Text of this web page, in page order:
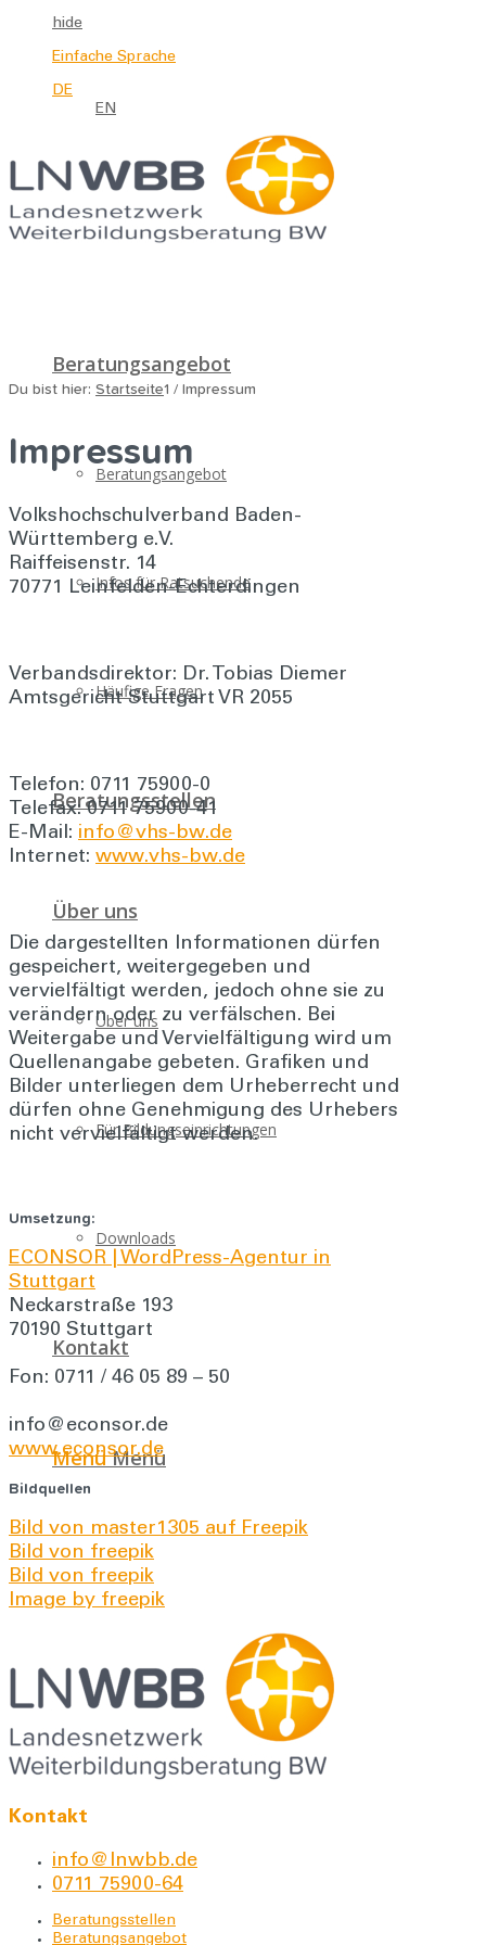
hide
Einfache Sprache
DE
EN
Beratungsangebot
Beratungsangebot
Infos für Ratsuchende
Häufige Fragen
Beratungsstellen
Über uns
Über uns
Für Bildungseinrichtungen
Downloads
Kontakt
Menü Menü
Du bist hier: Startseite1 / Impressum
Impressum
Volkshochschulverband Baden-
Württemberg e.V.
Raiffeisenstr. 14
70771 Leinfelden-Echterdingen
Verbandsdirektor: Dr. Tobias Diemer
Amtsgericht Stuttgart VR 2055
Telefon: 0711 75900-0
Telefax: 0711 75900-41
E-Mail: info@vhs-bw.de
Internet: www.vhs-bw.de
Die dargestellten Informationen dürfen
gespeichert, weitergegeben und
vervielfältigt werden, jedoch ohne sie zu
verändern oder zu verfälschen. Bei
Weitergabe und Vervielfältigung wird um
Quellenangabe gebeten. Grafiken und
Bilder unterliegen dem Urheberrecht und
dürfen ohne Genehmigung des Urhebers
nicht vervielfältigt werden.
Umsetzung:
ECONSOR | WordPress-Agentur in
Stuttgart
Neckarstraße 193
70190 Stuttgart
Fon: 0711 / 46 05 89 – 50
info@econsor.de
www.econsor.de
Bildquellen
Bild von master1305 auf Freepik
Bild von freepik
Bild von freepik
Image by freepik
Kontakt
info@lnwbb.de
0711 75900-64
Beratungsstellen
Beratungsangebot